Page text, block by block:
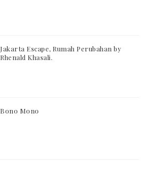
Jakarta Escape, Rumah Perubahan by
Rhenald Khasali.
Bono Mono